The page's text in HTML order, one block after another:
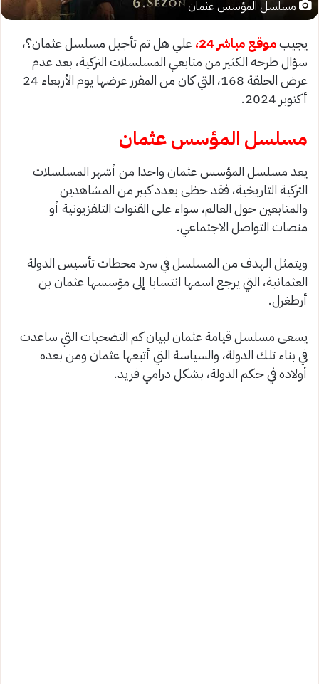
مسلسل المؤسس عثمان
يجيبموقع مباشر 24،
علي هل تم تأجيل مسلسل عثمان؟،
سؤال طرحه الكثير من متابعي المسلسلات التركية، بعد عدم
عرض الحلقة 168، التي كان من المقرر عرضها يوم الأربعاء 24
أكتوبر 2024.
مسلسل المؤسس عثمان
يعد مسلسل المؤسس عثمان واحدا من أشهر المسلسلات
التركية التاريخية، فقد حظى بعدد كبير من المشاهدين
والمتابعين حول العالم، سواء على القنوات التلفزيونية أو
منصات التواصل الاجتماعي.
ويتمثل الهدف من المسلسل في سرد محطات تأسيس الدولة
العثمانية، التي يرجع اسمها انتسابا إلى مؤسسها عثمان بن
أرطغرل.
يسعى مسلسل قيامة عثمان لبيان كم التضحيات التي ساعدت
في بناء تلك الدولة، والسياسة التي أتبعها عثمان ومن بعده
أولاده في حكم الدولة، بشكل درامي فريد.